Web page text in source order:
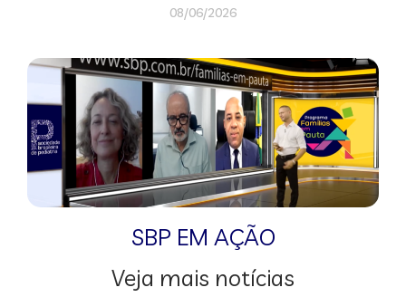
08/06/2026
SBP EM AÇÃO
Veja mais notícias